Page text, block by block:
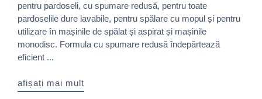
pentru pardoseli, cu spumare redusă, pentru toate
pardoselile dure lavabile, pentru spălare cu mopul și pentru
utilizare în mașinile de spălat și aspirat și mașinile
monodisc. Formula cu spumare redusă îndepărtează
eficient ...
afișați mai mult